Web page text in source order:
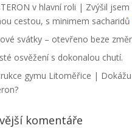
v hlavní roli | Zvýšil jsem
cestou, s minimem sacharidů
svátky – otevřeno beze
osvěžení s dokonalou chutí.
gymu Litoměřice |
komentáře